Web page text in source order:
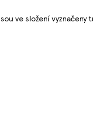
jsou ve složení vyznačeny